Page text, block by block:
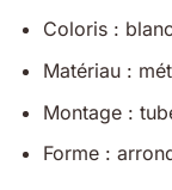
Coloris :
Matériau :
Montage :
Forme :